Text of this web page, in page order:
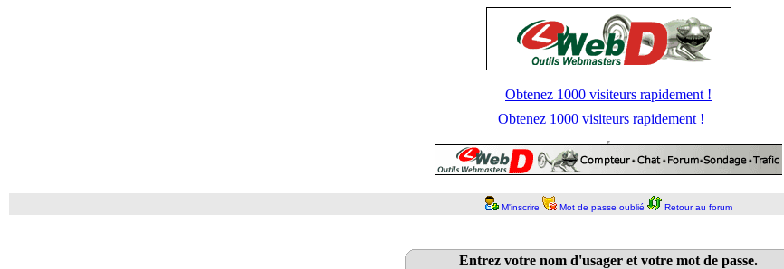
Obtenez 1000 visiteurs rapidement !
Obtenez 1000 visiteurs rapidement !
M'inscrire Mot de passe oublié Retour au forum
Entrez votre nom d'usager et votre mot de passe.